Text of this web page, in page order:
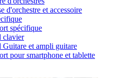
d'orchestre et accessoire
spécifique
clavier
Guitare et ampli guitare
pour smartphone et tablette